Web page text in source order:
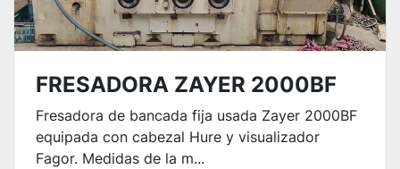
FRESADORA ZAYER 2000BF
Fresadora de bancada fija usada Zayer 2000BF
equipada con cabezal Hure y visualizador
Fagor. Medidas de la m...